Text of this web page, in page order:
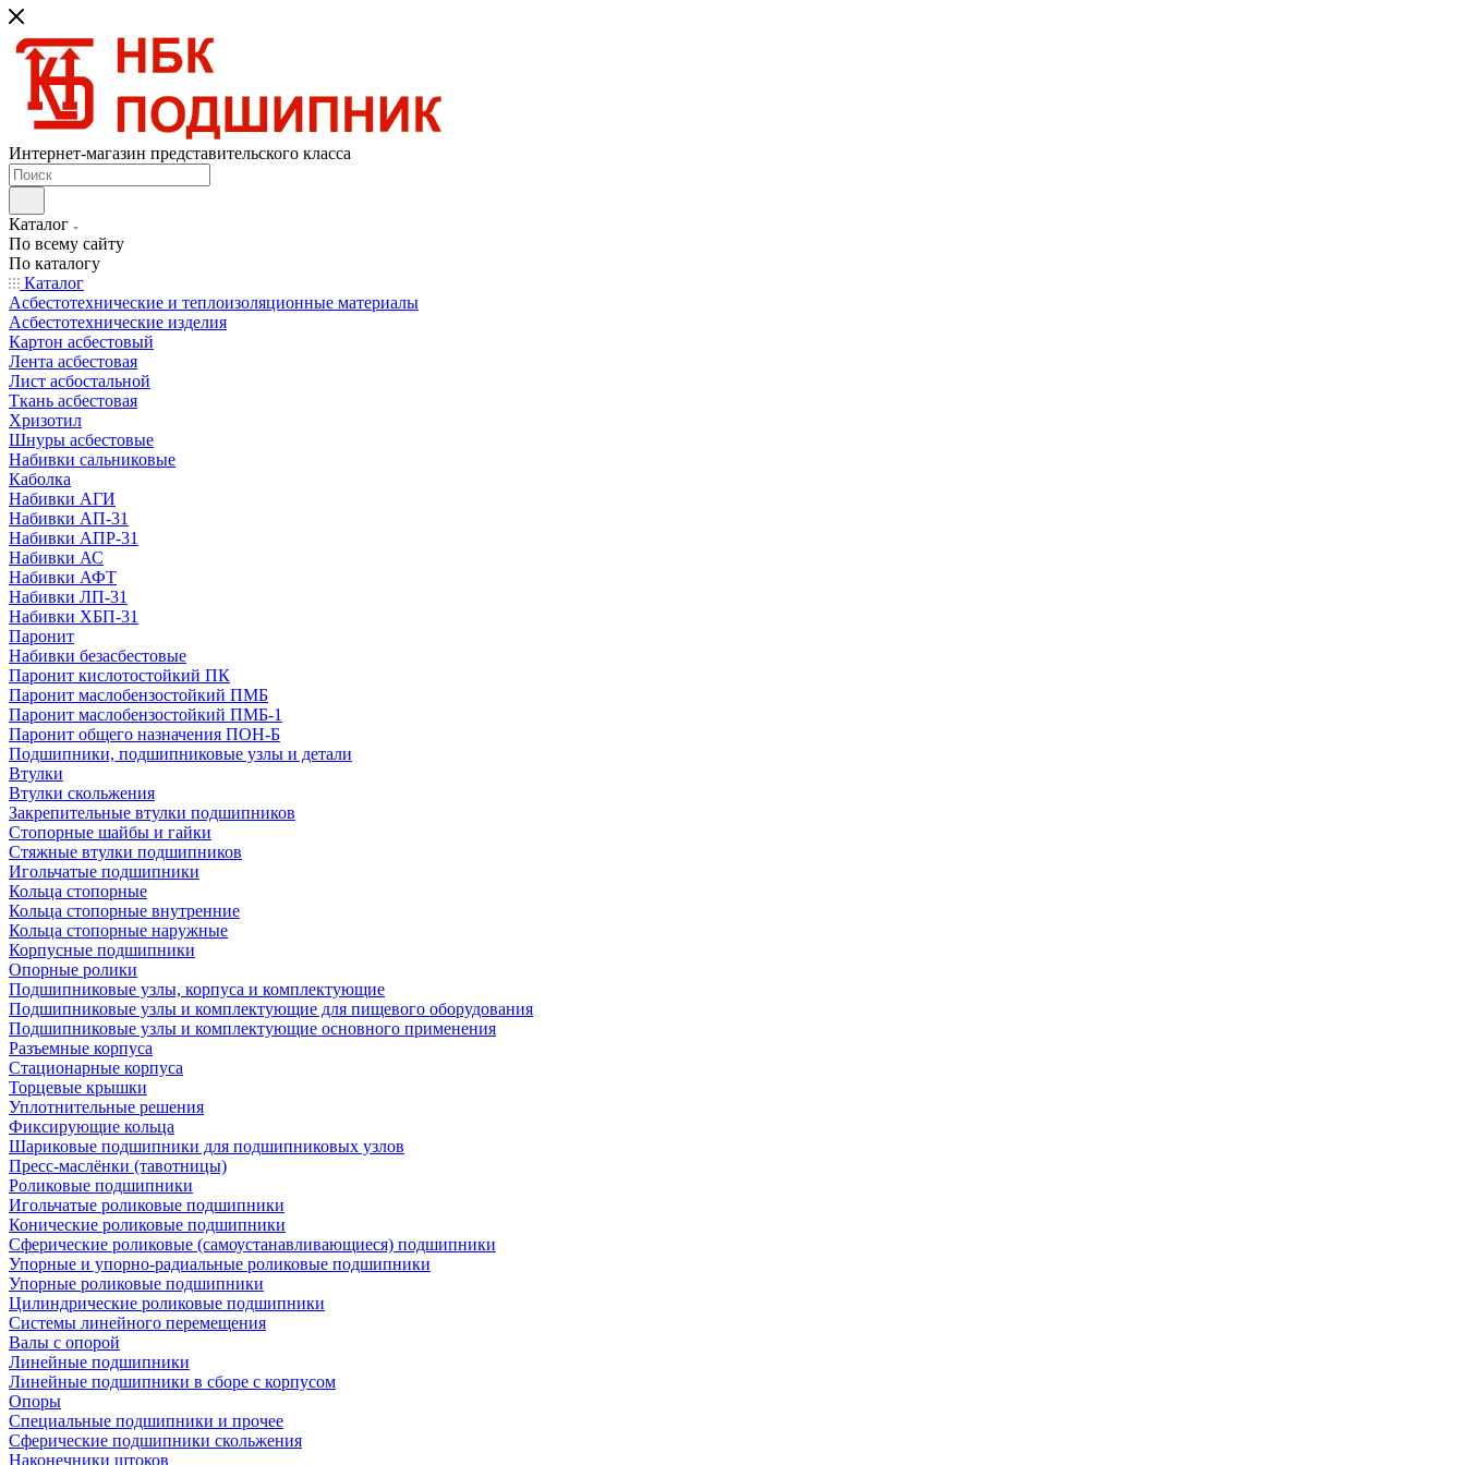
Интернет-магазин представительского класса
Каталог
По всему сайту
По каталогу
Каталог
Асбестотехнические и теплоизоляционные материалы
Асбестотехнические изделия
Картон асбестовый
Лента асбестовая
Лист асбостальной
Ткань асбестовая
Хризотил
Шнуры асбестовые
Набивки сальниковые
Каболка
Набивки АГИ
Набивки АП-31
Набивки АПР-31
Набивки АС
Набивки АФТ
Набивки ЛП-31
Набивки ХБП-31
Паронит
Набивки безасбестовые
Паронит кислотостойкий ПК
Паронит маслобензостойкий ПМБ
Паронит маслобензостойкий ПМБ-1
Паронит общего назначения ПОН-Б
Подшипники, подшипниковые узлы и детали
Втулки
Втулки скольжения
Закрепительные втулки подшипников
Стопорные шайбы и гайки
Стяжные втулки подшипников
Игольчатые подшипники
Кольца стопорные
Кольца стопорные внутренние
Кольца стопорные наружные
Корпусные подшипники
Опорные ролики
Подшипниковые узлы, корпуса и комплектующие
Подшипниковые узлы и комплектующие для пищевого оборудования
Подшипниковые узлы и комплектующие основного применения
Разъемные корпуса
Стационарные корпуса
Торцевые крышки
Уплотнительные решения
Фиксирующие кольца
Шариковые подшипники для подшипниковых узлов
Пресс-маслёнки (тавотницы)
Роликовые подшипники
Игольчатые роликовые подшипники
Конические роликовые подшипники
Сферические роликовые (самоустанавливающиеся) подшипники
Упорные и упорно-радиальные роликовые подшипники
Упорные роликовые подшипники
Цилиндрические роликовые подшипники
Системы линейного перемещения
Валы с опорой
Линейные подшипники
Линейные подшипники в сборе с корпусом
Опоры
Специальные подшипники и прочее
Сферические подшипники скольжения
Наконечники штоков